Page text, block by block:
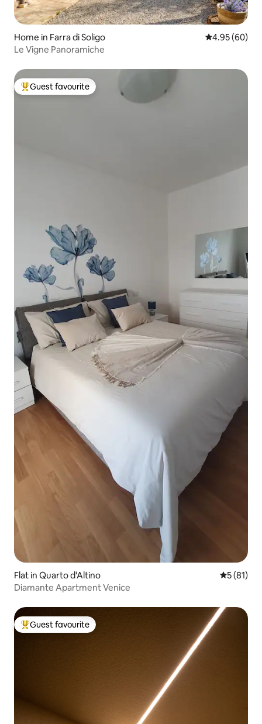
Home in Farra di Soligo 4.95 out of 5
4.95 (60)
Le Vigne Panoramiche
Top guest favourite
Guest favourite
Flat in Quarto d'Altino 5 out of 5
5 (81)
Diamante Apartment Venice
Top guest favourite
Guest favourite